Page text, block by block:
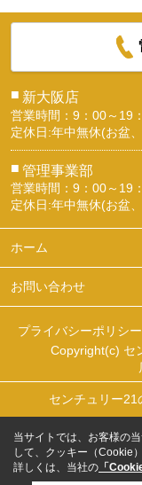
■ 新大阪店
営業時間：9：00～19
定休日:年中無休(お盆
■ 管理事業部
営業時間：9：00～19
定休日:年中無休(お盆
ホーム
お問い合わせ
プライバシーポリシー
Copyright(c) セ
センチュリー21
当サイトでは、お客様の
して、クッキー（Cookie
詳しくは、当社の 「